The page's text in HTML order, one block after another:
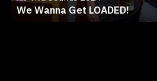
We Wanna Get LOADED!